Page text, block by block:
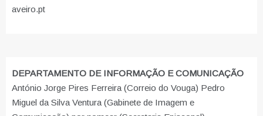
aveiro.pt
DEPARTAMENTO DE INFORMAÇÃO E COMUNICAÇÃO
António Jorge Pires Ferreira (Correio do Vouga) Pedro
Miguel da Silva Ventura (Gabinete de Imagem e